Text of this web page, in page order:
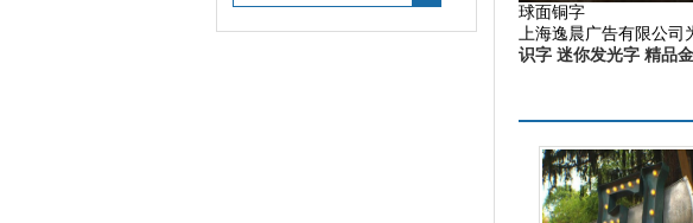
球面铜字
上海逸晨广告有限公司
识字 迷你发光字 精品